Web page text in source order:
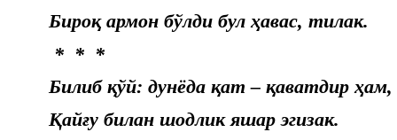
Бироқ армон бўлди бул ҳавас, тилак.
* * *
Билиб қўй: дунёда қат – қаватдир ҳам,
Қайғу билан шодлик яшар эгизак.